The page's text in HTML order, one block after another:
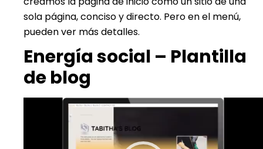
sola página, conciso y directo. Pero en el menú,
pueden ver más detalles.
Energía social – Plantilla
de blog
Reproductor